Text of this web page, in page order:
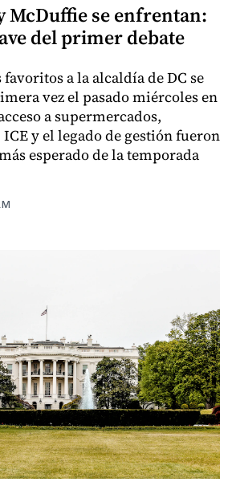
McDuffie se enfrentan:
del primer debate
a la alcaldía de DC se
vez el pasado miércoles en
a supermercados,
y el legado de gestión fueron
esperado de la temporada